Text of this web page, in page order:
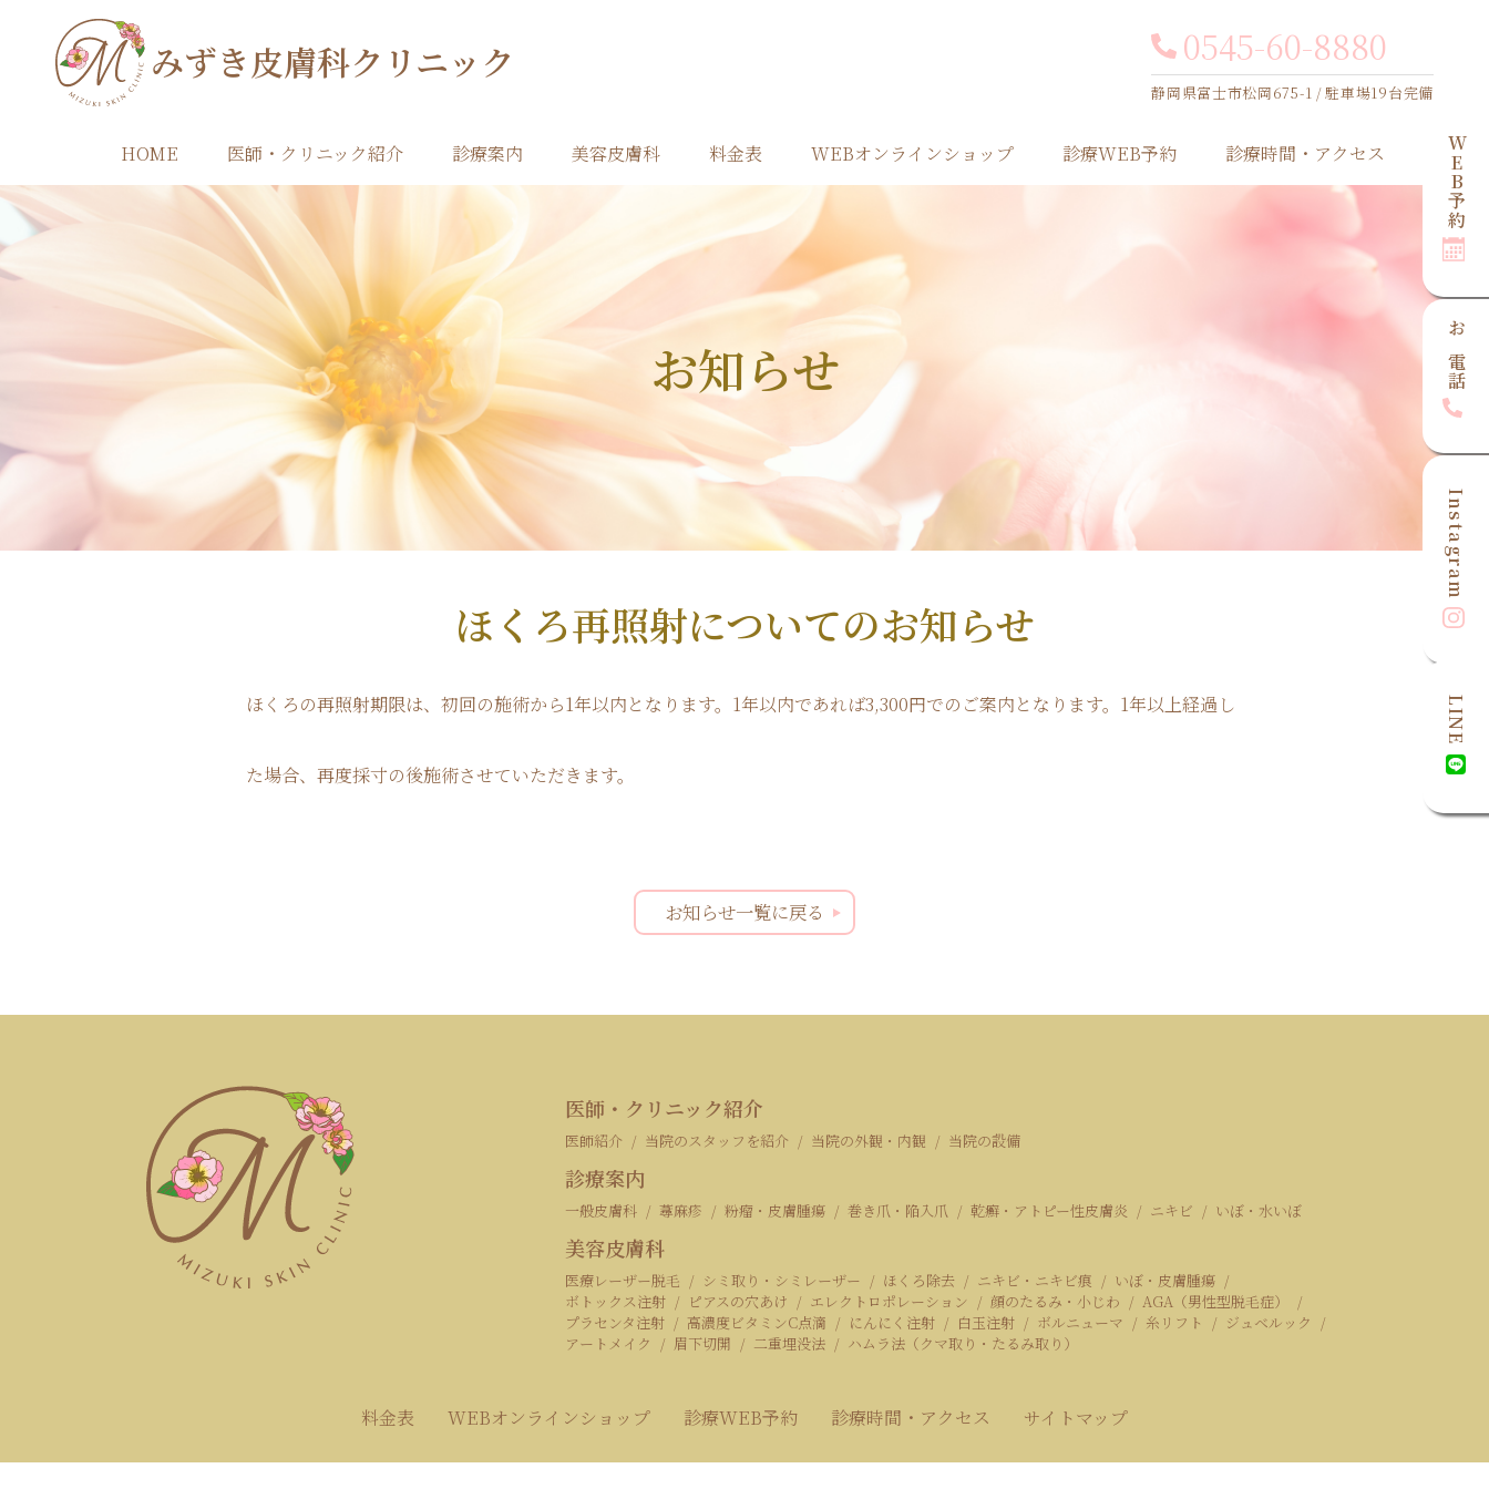
みずき皮膚科クリニック 0545-60-8880
静岡県富士市松岡675-1 / 駐車場19台完備
HOME 医師・クリニック紹介 診療案内 美容皮膚科 料金表 WEBオンラインショップ 診療WEB予約 診療時間・アクセス
お知らせ
ほくろ再照射についてのお知らせ
ほくろの再照射期限は、初回の施術から1年以内となります。1年以内であれば3,300円でのご案内となります。1年以上経過し
た場合、再度採寸の後施術させていただきます。
お知らせ一覧に戻る
医師・クリニック紹介
医師紹介 当院のスタッフを紹介 当院の外観・内観 当院の設備
診療案内
一般皮膚科 蕁麻疹 粉瘤・皮膚腫瘍 巻き爪・陥入爪 乾癬・アトピー性皮膚炎 ニキビ いぼ・水いぼ
美容皮膚科
医療レーザー脱毛 シミ取り・シミレーザー ほくろ除去 ニキビ・ニキビ痕
いぼ・皮膚腫瘍
ボトックス注射
ピアスの穴あけ エレクトロポレーション 顔のたるみ・小じわ
AGA（男性型脱毛症）
プラセンタ注射
高濃度ビタミンC点滴 にんにく注射 白玉注射 ボルニューマ 糸リフト
ジュベルック
アートメイク
眉下切開 二重埋没法 ハムラ法（クマ取り・たるみ取り）
料金表 WEBオンラインショップ 診療WEB予約 診療時間・アクセス サイトマップ
©みずき皮膚科クリニック
WEB
予約
お電話
Instagram
LINE